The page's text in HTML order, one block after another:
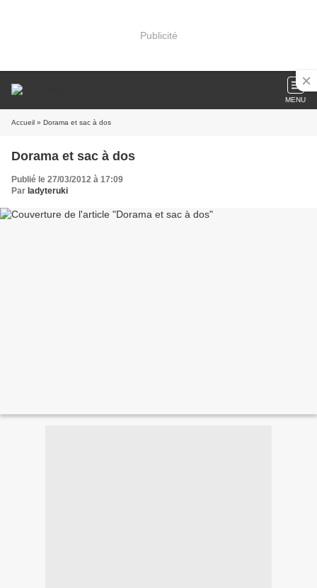
Publicité
MENU
Accueil » Dorama et sac à dos
Dorama et sac à dos
Publié le 27/03/2012 à 17:09
Par ladyteruki